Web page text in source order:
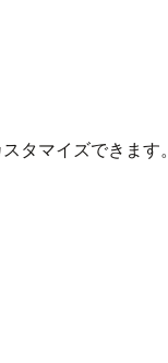
タマイズできます。